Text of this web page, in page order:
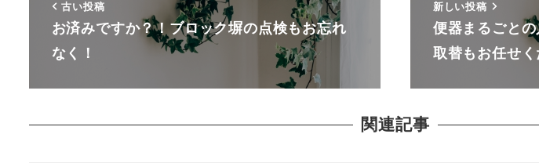
古い投稿
お済みですか？！ブロック塀の点検もお忘れ
なく！
新しい投稿
便器まるごと
取替もお任せ
関連記事